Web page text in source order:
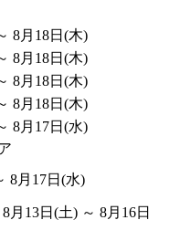
8月18日(木)
8月18日(木)
8月18日(木)
8月18日(木)
8月17日(水)
8月17日(水)
月13日(土) ～ 8月16日